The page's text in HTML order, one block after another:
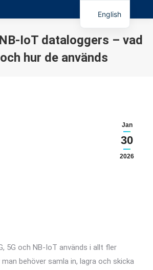
IoT dataloggers – vad
hur de används
Jan
30
2026
5G och NB-IoT används i allt fler
behöver samla in, lagra och skicka
English